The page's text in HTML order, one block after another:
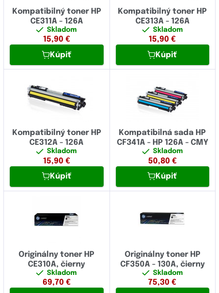
Kompatibilný toner HP
CE311A - 126A
Skladom
15,90 €
Kúpiť
Kompatibilný toner HP
CE313A - 126A
Skladom
15,90 €
Kúpiť
Kompatibilný toner HP
CE312A - 126A
Skladom
15,90 €
Kúpiť
Kompatibilná sada HP
CF341A - HP 126A - CMY
Skladom
50,80 €
Kúpiť
Originálny toner HP
CE310A, čierny
Skladom
69,70 €
Originálny toner HP
CF350A - 130A, čierny
Skladom
75,30 €